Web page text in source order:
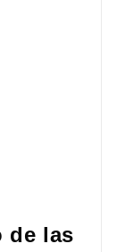
de las